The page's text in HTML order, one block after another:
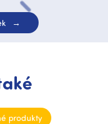
produkty